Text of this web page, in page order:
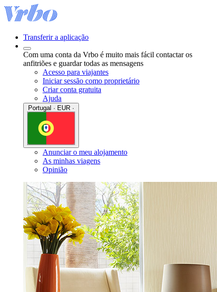
Transferir a aplicação
Com uma conta da Vrbo é muito mais fácil contactar os
anfitriões e guardar todas as mensagens
Acesso para viajantes
Iniciar sessão como proprietário
Criar conta gratuita
Ajuda
Anunciar o meu alojamento
As minhas viagens
Opinião